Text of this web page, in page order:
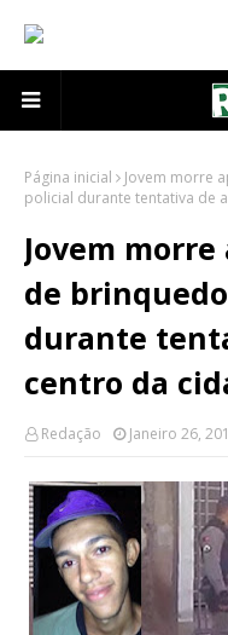
Página inicial
Jovem morre
policial durante tentativa de
Jovem
de
durante
centro da
Redação Janeiro 26,